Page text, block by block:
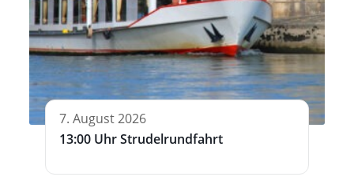
7. August 2026
13:00 Uhr Strudelrundfahrt